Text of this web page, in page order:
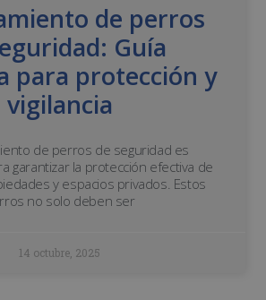
de perros
Guía
para protección y
vigilancia
de perros de seguridad es
garantizar la protección efectiva de
y espacios privados. Estos
no solo deben ser
14 octubre, 2025